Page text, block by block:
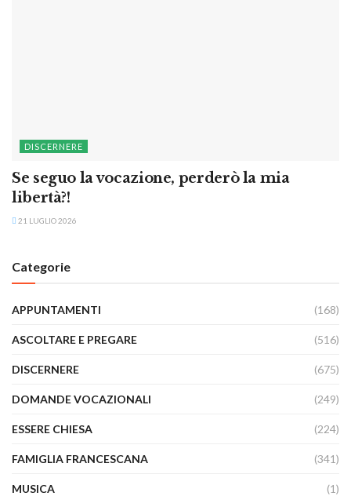
DISCERNERE
Se seguo la vocazione, perderò la mia
libertà?!
21 LUGLIO 2026
Categorie
APPUNTAMENTI (168)
ASCOLTARE E PREGARE (516)
DISCERNERE (675)
DOMANDE VOCAZIONALI (249)
ESSERE CHIESA (224)
FAMIGLIA FRANCESCANA (341)
MUSICA (1)